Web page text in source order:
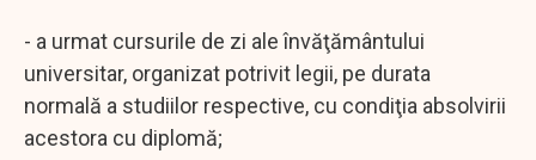
- a urmat cursurile de zi ale învăţământului
universitar, organizat potrivit legii, pe durata
normală a studiilor respective, cu condiţia absolvirii
acestora cu diplomă;